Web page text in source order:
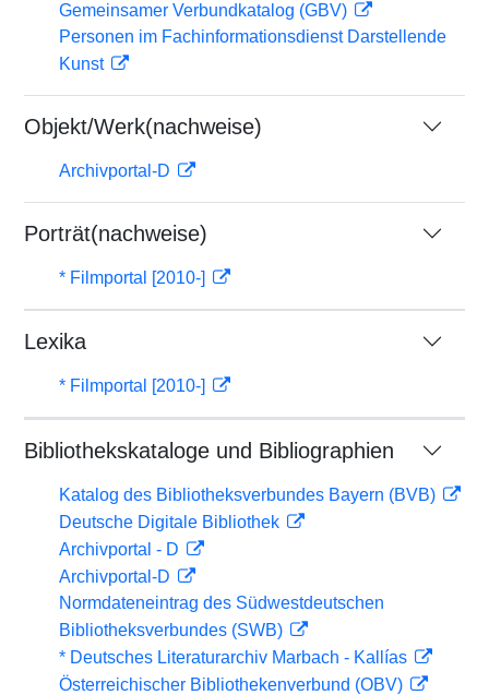
Gemeinsamer Verbundkatalog (GBV)
Personen im Fachinformationsdienst Darstellende
Kunst
Objekt/Werk(nachweise)
Archivportal-D
Porträt(nachweise)
* Filmportal [2010-]
Lexika
* Filmportal [2010-]
Bibliothekskataloge und Bibliographien
Katalog des Bibliotheksverbundes Bayern (BVB)
Deutsche Digitale Bibliothek
Archivportal - D
Archivportal-D
Normdateneintrag des Südwestdeutschen
Bibliotheksverbundes (SWB)
* Deutsches Literaturarchiv Marbach - Kallías
Österreichischer Bibliothekenverbund (OBV)